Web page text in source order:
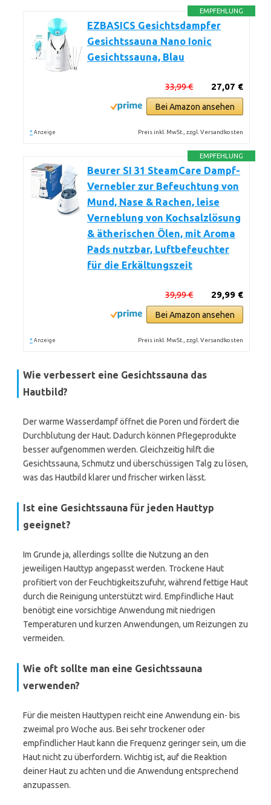
EMPFEHLUNG
EZBASICS Gesichtsdampfer
Gesichtssauna Nano Ionic
Gesichtssauna, Blau
27,07 €
33,99 €
Bei Amazon ansehen
* Anzeige Preis inkl. MwSt., zzgl. Versandkosten
EMPFEHLUNG
Beurer SI 31 SteamCare Dampf-
Vernebler zur Befeuchtung von
Mund, Nase & Rachen, leise
Verneblung von Kochsalzlösung
& ätherischen Ölen, mit Aroma
Pads nutzbar, Luftbefeuchter
für die Erkältungszeit
29,99 €
39,99 €
Bei Amazon ansehen
* Anzeige Preis inkl. MwSt., zzgl. Versandkosten
Wie verbessert eine Gesichtssauna das
Hautbild?
Der warme Wasserdampf öffnet die Poren und fördert die
Durchblutung der Haut. Dadurch können Pflegeprodukte
besser aufgenommen werden. Gleichzeitig hilft die
Gesichtssauna, Schmutz und überschüssigen Talg zu lösen,
was das Hautbild klarer und frischer wirken lässt.
Ist eine Gesichtssauna für jeden Hauttyp
geeignet?
Im Grunde ja, allerdings sollte die Nutzung an den
jeweiligen Hauttyp angepasst werden. Trockene Haut
profitiert von der Feuchtigkeitszufuhr, während fettige Haut
durch die Reinigung unterstützt wird. Empfindliche Haut
benötigt eine vorsichtige Anwendung mit niedrigen
Temperaturen und kurzen Anwendungen, um Reizungen zu
vermeiden.
Wie oft sollte man eine Gesichtssauna
verwenden?
Für die meisten Hauttypen reicht eine Anwendung ein- bis
zweimal pro Woche aus. Bei sehr trockener oder
empfindlicher Haut kann die Frequenz geringer sein, um die
Haut nicht zu überfordern. Wichtig ist, auf die Reaktion
deiner Haut zu achten und die Anwendung entsprechend
anzupassen.